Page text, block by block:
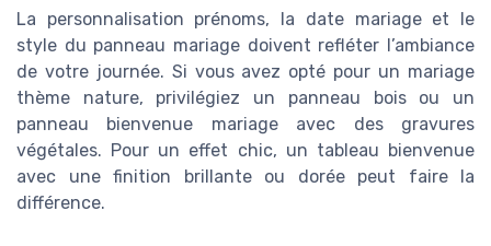
La personnalisation prénoms, la date mariage et le
style du panneau mariage doivent refléter l’ambiance
de votre journée. Si vous avez opté pour un mariage
thème nature, privilégiez un panneau bois ou un
panneau bienvenue mariage avec des gravures
végétales. Pour un effet chic, un tableau bienvenue
avec une finition brillante ou dorée peut faire la
différence.